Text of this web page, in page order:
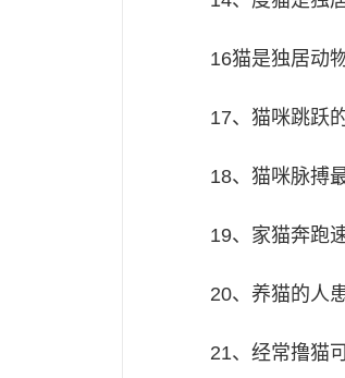
16猫是独居动
17、猫咪跳跃
18、猫咪脉搏
19、家猫奔跑
20、养猫的人
21、经常撸猫